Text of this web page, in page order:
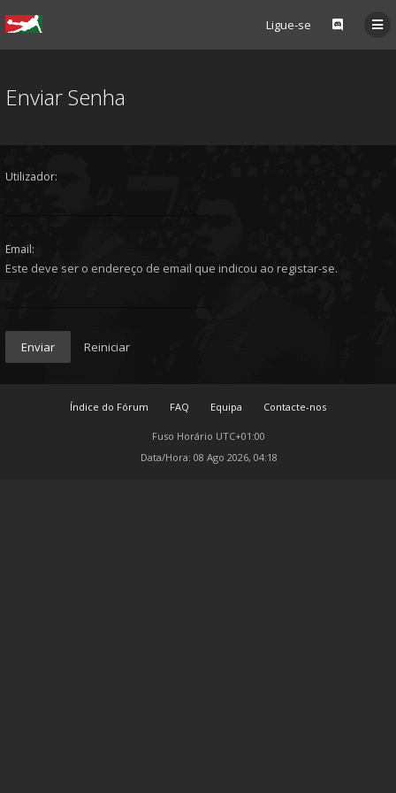
Ligue-se
Enviar Senha
Utilizador:
Email:
Este deve ser o endereço de email que indicou ao registar-se.
Índice do Fórum FAQ Equipa Contacte-nos
Fuso Horário UTC+01:00
Data/Hora: 08 Ago 2026, 04:18